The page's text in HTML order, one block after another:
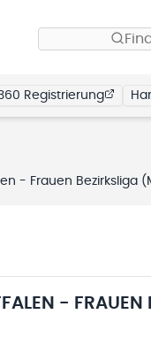
Registrierung
- Frauen Bezirksliga
-